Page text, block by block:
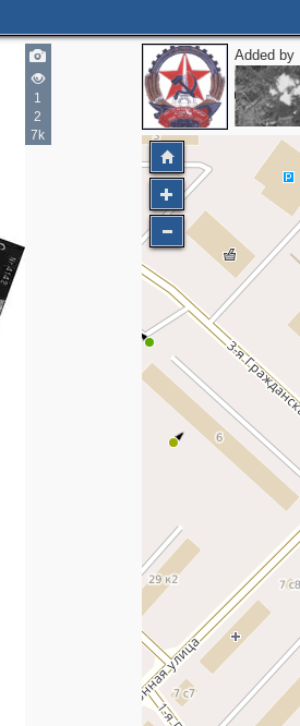
1
2
7k
Added by